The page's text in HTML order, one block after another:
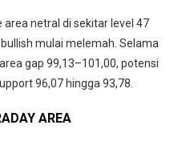
area netral di sekitar level 47
mulai melemah. Selama
gap 99,13–101,00, potensi
96,07 hingga 93,78.
AREA